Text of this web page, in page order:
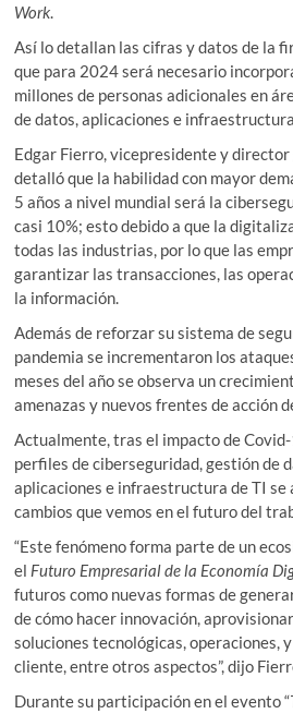
Work.
Así lo detallan las cifras y datos de la
que para 2024 será necesario
millones de personas adicionales en
de datos, aplicaciones e
Edgar Fierro, vicepresidente y
detalló que la habilidad con mayor
5 años a nivel mundial será la
casi 10%; esto debido a que la
todas las industrias, por lo que las
garantizar las transacciones, las
la información.
Además de reforzar su sistema de
pandemia se incrementaron los
meses del año se observa un
amenazas y nuevos frentes de acción
Actualmente, tras el impacto de
perfiles de ciberseguridad, gestión de
aplicaciones e infraestructura de TI se
cambios que vemos en el futuro del
“Este fenómeno forma parte de un
el Futuro Empresarial de la Economía
futuros como nuevas formas de
de cómo hacer innovación,
soluciones tecnológicas, operaciones,
cliente, entre otros aspectos”, dijo
Durante su participación en el evento “